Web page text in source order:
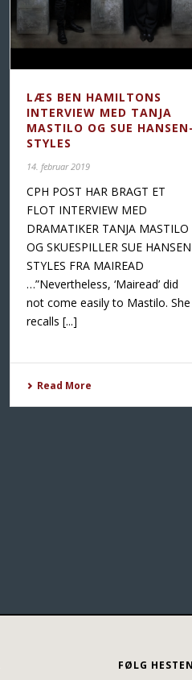
LÆS BEN HAMILTONS
INTERVIEW MED TANJA
MASTILO OG SUE
STYLES
14. februar 2019
CPH POST HAR BRAGT ET
FLOT INTERVIEW MED
DRAMATIKER TANJA MASTILO
OG SKUESPILLER SUE
STYLES FRA MAIREAD
…”Nevertheless, ‘Mairead’ did
not come easily to Mastilo. She
recalls [...]
Read More
FØLG